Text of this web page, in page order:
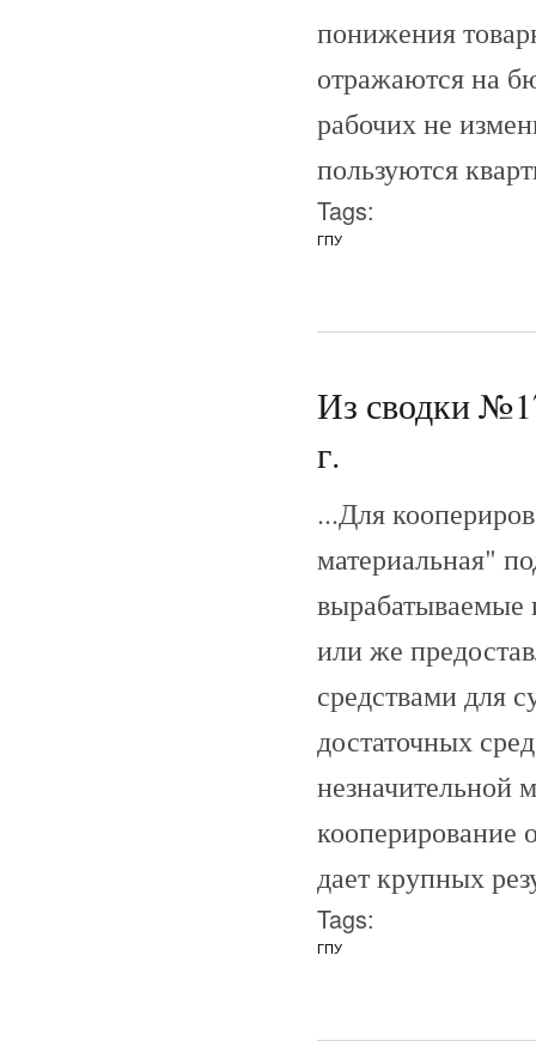
понижения
отражаются на
рабочих не
пользуются
Tags:
ГПУ
Из сводки
г.
...Для
материальная"
вырабатываемые
или же
средствами для
достаточных
незначительной
кооперирование
дает крупных
Tags:
ГПУ